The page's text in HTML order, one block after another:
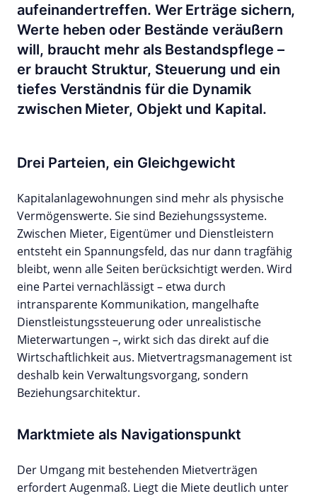
aufeinandertreffen. Wer Erträge sichern,
Werte heben oder Bestände veräußern
will, braucht mehr als Bestandspflege –
er braucht Struktur, Steuerung und ein
tiefes Verständnis für die Dynamik
zwischen Mieter, Objekt und Kapital.
Drei Parteien, ein Gleichgewicht
Kapitalanlagewohnungen sind mehr als physische
Vermögenswerte. Sie sind Beziehungssysteme.
Zwischen Mieter, Eigentümer und Dienstleistern
entsteht ein Spannungsfeld, das nur dann tragfähig
bleibt, wenn alle Seiten berücksichtigt werden. Wird
eine Partei vernachlässigt – etwa durch
intransparente Kommunikation, mangelhafte
Dienstleistungssteuerung oder unrealistische
Mieterwartungen –, wirkt sich das direkt auf die
Wirtschaftlichkeit aus. Mietvertragsmanagement ist
deshalb kein Verwaltungsvorgang, sondern
Beziehungsarchitektur.
Marktmiete als Navigationspunkt
Der Umgang mit bestehenden Mietverträgen
erfordert Augenmaß. Liegt die Miete deutlich unter